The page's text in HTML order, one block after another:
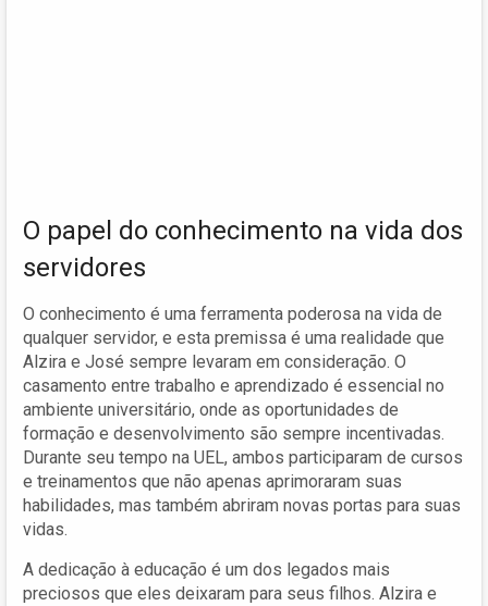
O papel do conhecimento na vida dos
servidores
O conhecimento é uma ferramenta poderosa na vida de
qualquer servidor, e esta premissa é uma realidade que
Alzira e José sempre levaram em consideração. O
casamento entre trabalho e aprendizado é essencial no
ambiente universitário, onde as oportunidades de
formação e desenvolvimento são sempre incentivadas.
Durante seu tempo na UEL, ambos participaram de cursos
e treinamentos que não apenas aprimoraram suas
habilidades, mas também abriram novas portas para suas
vidas.
A dedicação à educação é um dos legados mais
preciosos que eles deixaram para seus filhos. Alzira e